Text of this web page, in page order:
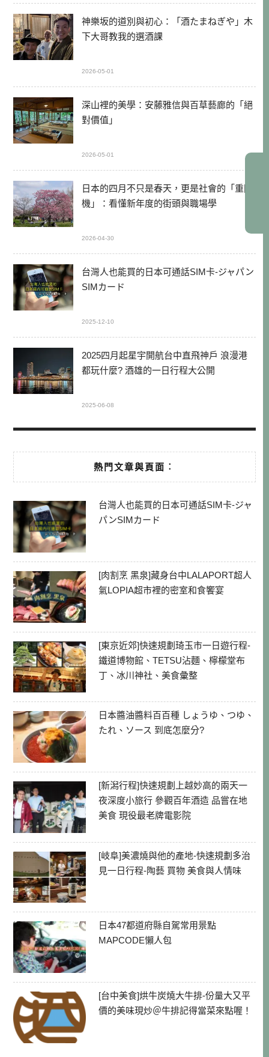
神樂坂的道別與初心：「酒たまねぎや」木
下大哥教我的選酒課
2026-05-01
深山裡的美學：安藤雅信與百草藝廊的「絕
對價值」
2026-05-01
日本的四月不只是春天，更是社會的「重開
機」：看懂新年度的街頭與職場學
2026-04-30
台灣人也能買的日本可通話SIM卡-ジャパン
SIMカード
2025-12-10
2025四月起星宇開航台中直飛神戶 浪漫港
都玩什麼? 酒雄的一日行程大公開
2025-06-08
熱門文章與頁面︰
台灣人也能買的日本可通話SIM卡-ジャ
パンSIMカード
[肉割烹 黑泉]藏身台中LALAPORT超人
氣LOPIA超市裡的密室和食饗宴
[東京近郊]快速規劃琦玉市一日遊行程-
鐵道博物館、TETSU沾麵、檸檬堂布
丁、冰川神社、美食彙整
日本醬油醬料百百種 しょうゆ、つゆ、
たれ、ソース 到底怎麼分?
[新潟行程]快速規劃上越妙高的兩天一
夜深度小旅行 參觀百年酒造 品嘗在地
美食 現役最老牌電影院
[岐阜]美濃燒與他的產地-快速規劃多治
見一日行程-陶藝 買物 美食與人情味
日本47都道府縣自駕常用景點
MAPCODE懶人包
[台中美食]烘牛炭燒大牛排-份量大又平
價的美味現炒＠牛排記得當菜來點喔！